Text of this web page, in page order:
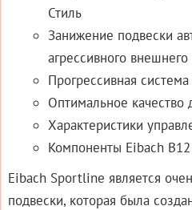
Стиль
Занижение подвески
агрессивного внешнего
Прогрессивная
Оптимальное качество
Характеристики
Компоненты Eibach
Eibach Sportline является
подвески, которая была